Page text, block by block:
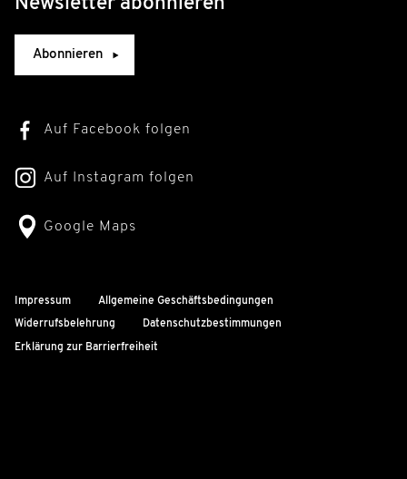
Newsletter abonnieren
Abonnieren
Auf Facebook folgen
Auf Instagram folgen
Google Maps
Impressum Allgemeine Geschäftsbedingungen
Widerrufsbelehrung Datenschutzbestimmungen
Erklärung zur Barrierfreiheit